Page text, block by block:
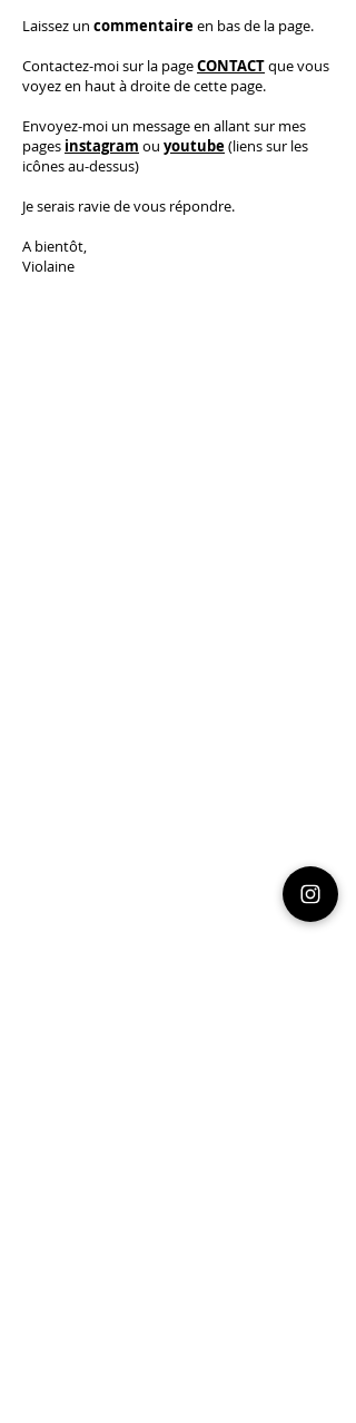
Laissez un commentaireen bas de la page.
Contactez-moisur la pageCONTACTque vous
voyez en haut à droite de cette page.
​Envoyez-moi un message en allant sur mes
pages instagram ou youtube(liens sur les
icônes au-dessus)
Je serais ravie de vous répondre.
A bientôt,
Violaine